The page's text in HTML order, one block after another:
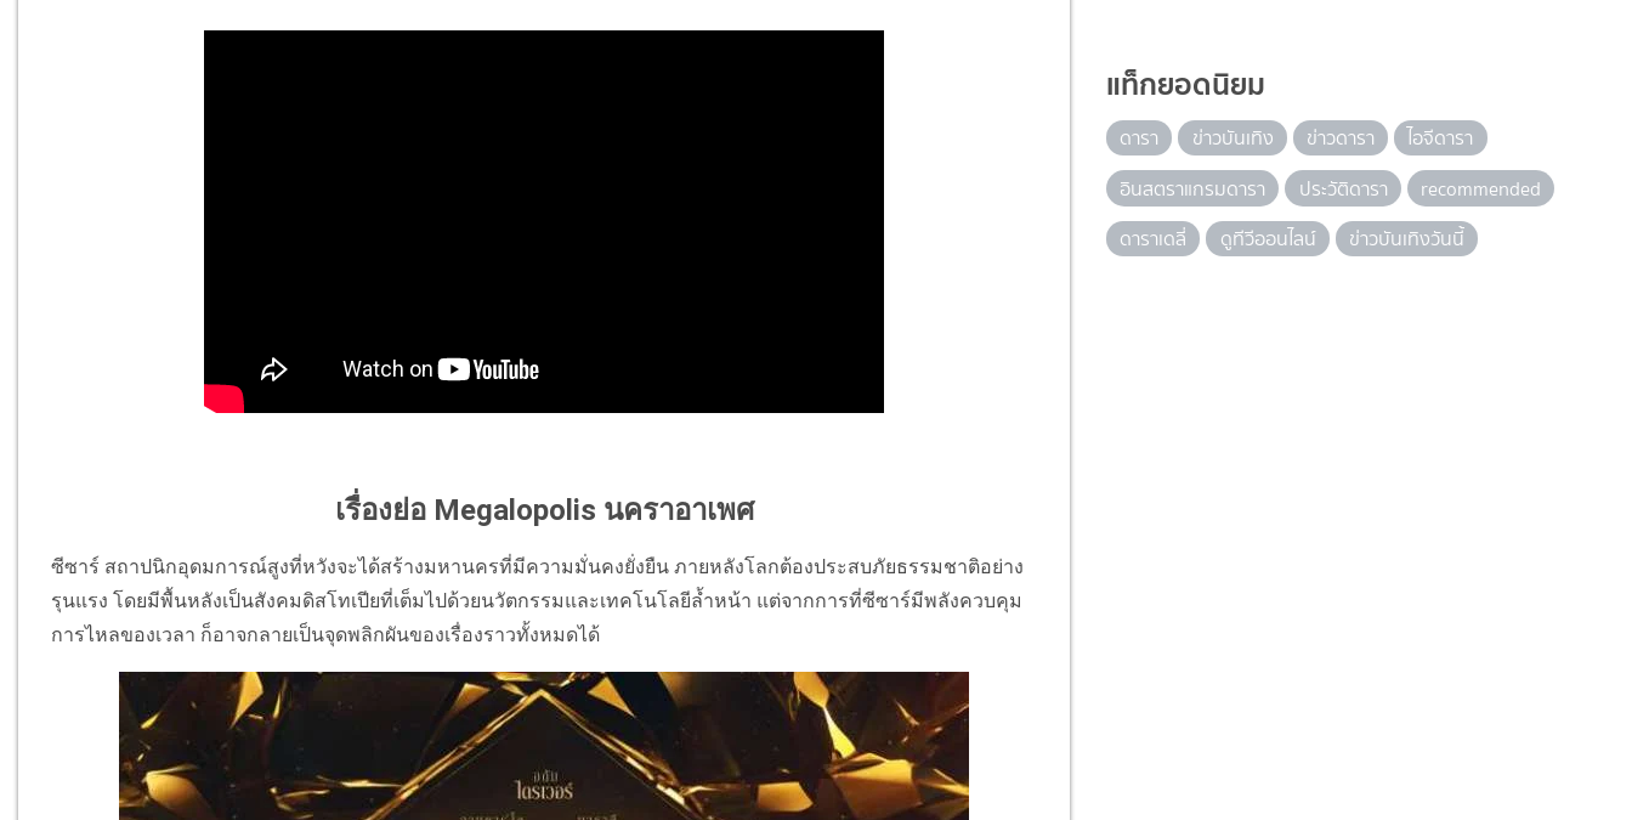
เรื่องย่อ Megalopolis นคราอาเพศ
ซีซาร์ สถาปนิกอุดมการณ์สูงที่หวังจะได้สร้างมหานครที่มีความมั่นคงยั่งยืน ภายหลังโลกต้องประสบภัยธรรมชาติอย่าง
รุนแรง โดยมีพื้นหลังเป็นสังคมดิสโทเปียที่เต็มไปด้วยนวัตกรรมและเทคโนโลยีล้ำหน้า แต่จากการที่ซีซาร์มีพลังควบคุม
การไหลของเวลา ก็อาจกลายเป็นจุดพลิกผันของเรื่องราวทั้งหมดได้
แท็กยอดนิยม
ดารา ข่าวบันเทิง ข่าวดารา
ไอจีดารา
อินสตราแกรมดารา
ประวัติดารา
recommended
ดาราเดลี่
ดูทีวีออนไลน์ ข่าวบันเทิงวันนี้